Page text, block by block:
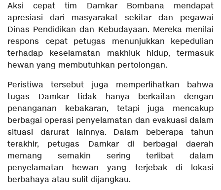
Aksi cepat tim Damkar Bombana mendapat
apresiasi dari masyarakat sekitar dan pegawai
Dinas Pendidikan dan Kebudayaan. Mereka menilai
respons cepat petugas menunjukkan kepedulian
terhadap keselamatan makhluk hidup, termasuk
hewan yang membutuhkan pertolongan.
Peristiwa tersebut juga memperlihatkan bahwa
tugas Damkar tidak hanya berkaitan dengan
penanganan kebakaran, tetapi juga mencakup
berbagai operasi penyelamatan dan evakuasi dalam
situasi darurat lainnya. Dalam beberapa tahun
terakhir, petugas Damkar di berbagai daerah
memang semakin sering terlibat dalam
penyelamatan hewan yang terjebak di lokasi
berbahaya atau sulit dijangkau.